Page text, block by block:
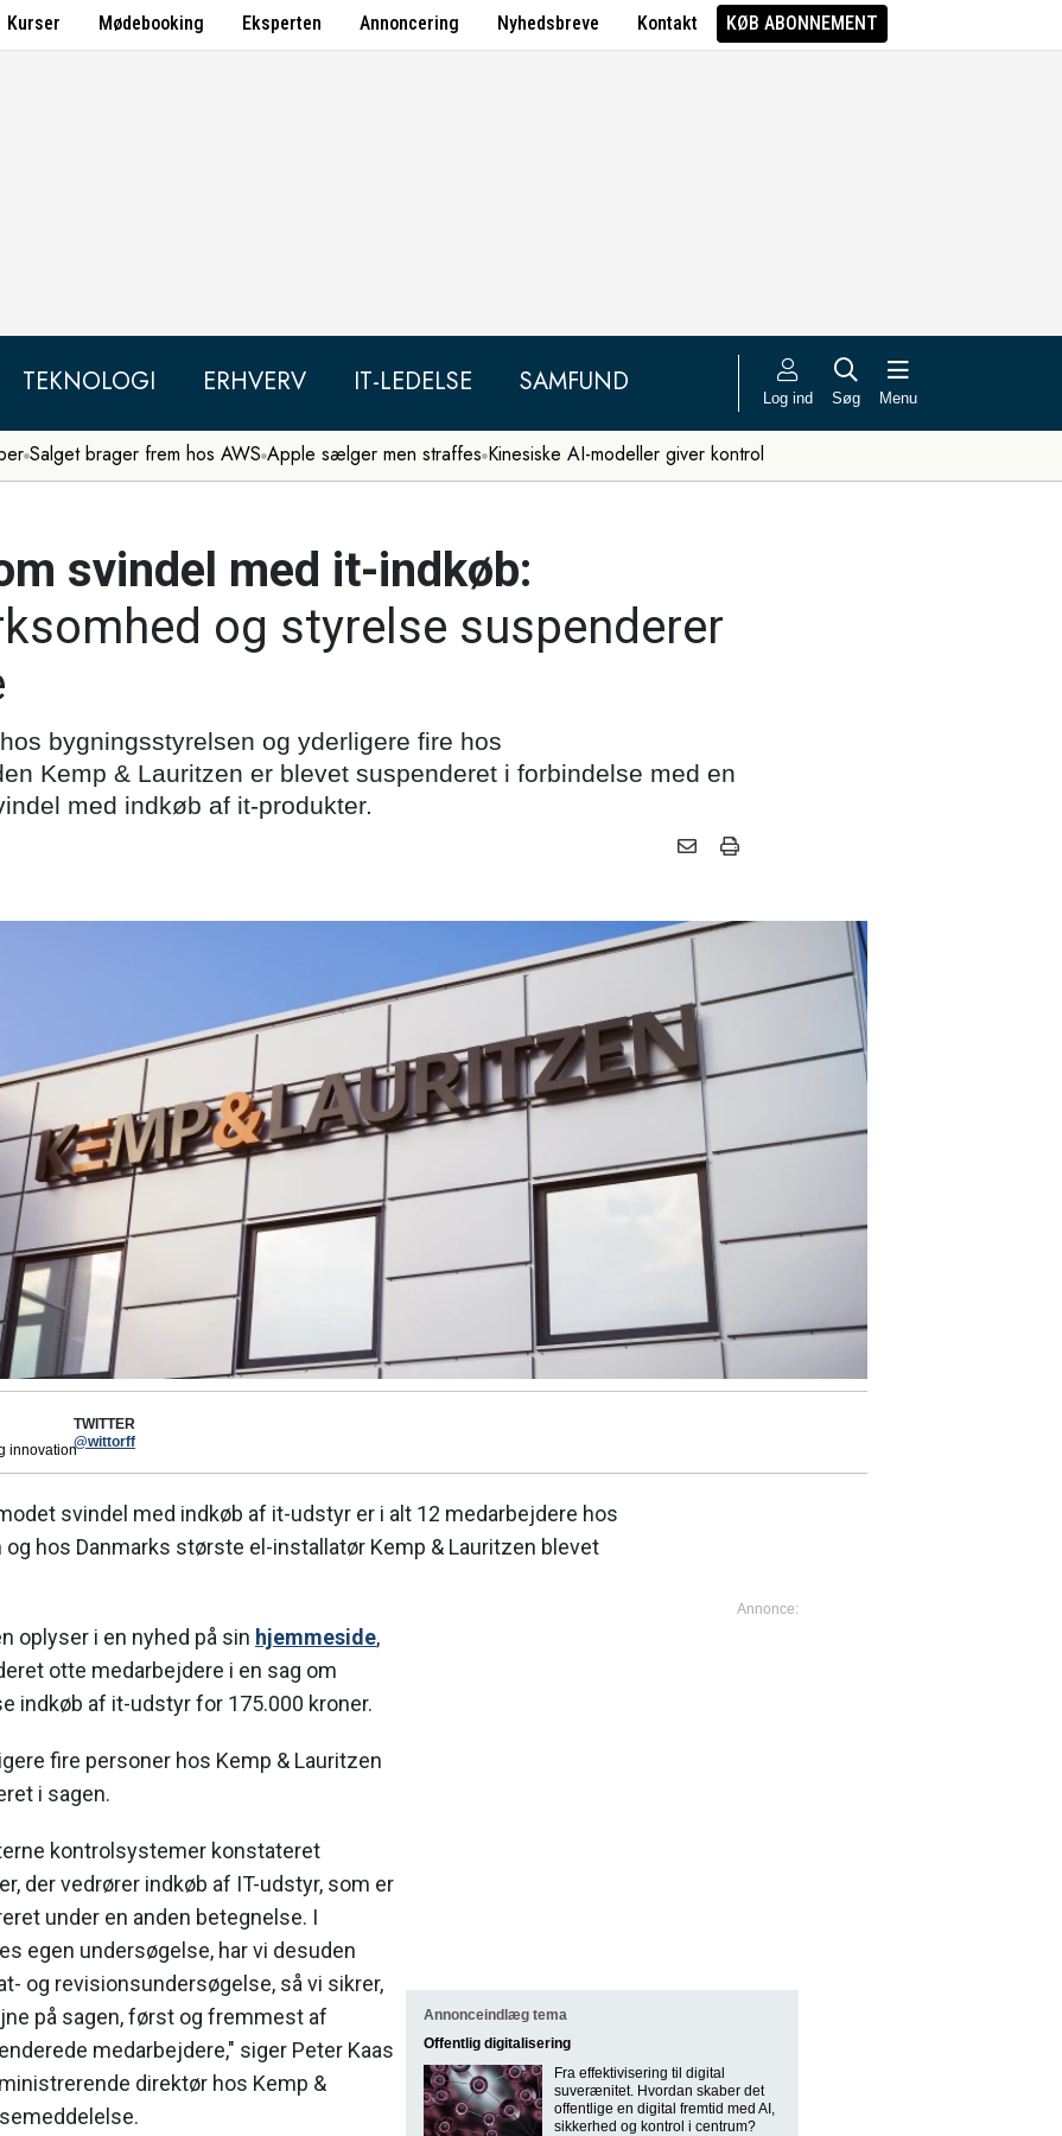
Kurser Mødebooking Eksperten Annoncering Nyhedsbreve Kontakt KØB ABONNEMENT
TEKNOLOGI ERHVERV IT-LEDELSE SAMFUND Log ind Søg Menu
Salget brager frem hos AWS Apple sælger men straffes Kinesiske AI-modeller giver kontrol
svindel med it-indkøb:
og styrelse suspenderer
bygningsstyrelsen og yderligere fire hos
Kemp & Lauritzen er blevet suspenderet i forbindelse med en
med indkøb af it-produkter.
innovation
TWITTER
@wittorff
Annonceindlæg tema
Offentlig digitalisering
Fra effektivisering til digital
suverænitet. Hvordan skaber det
offentlige en digital fremtid med AI,
sikkerhed og kontrol i centrum?
svindel med indkøb af it-udstyr er i alt 12 medarbejdere hos
hos Danmarks største el-installatør Kemp & Lauritzen blevet
oplyser i en nyhed på sin hjemmeside,
otte medarbejdere i en sag om
indkøb af it-udstyr for 175.000 kroner.
fire personer hos Kemp & Lauritzen
i sagen.
kontrolsystemer konstateret
der vedrører indkøb af IT-udstyr, som er
under en anden betegnelse. I
egen undersøgelse, har vi desuden
og revisionsundersøgelse, så vi sikrer,
på sagen, først og fremmest af
medarbejdere," siger Peter Kaas
direktør hos Kemp &